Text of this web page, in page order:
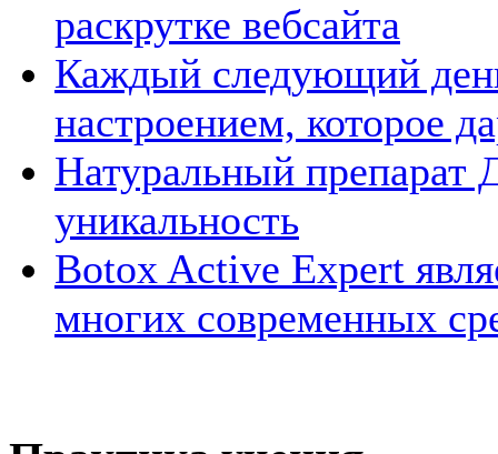
раскрутке вебсайта
Каждый следующий
настроением, которое
Натуральный препарат
уникальность
Botox Active Expert
многих современных